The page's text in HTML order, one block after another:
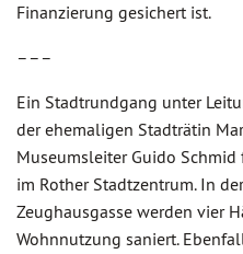
Finanzierung gesichert ist.
–––
Ein Stadtrundgang unter
der ehemaligen Stadträtin
Museumsleiter Guido
im Rother Stadtzentrum. In
Zeughausgasse werden vier
Wohnnutzung saniert.